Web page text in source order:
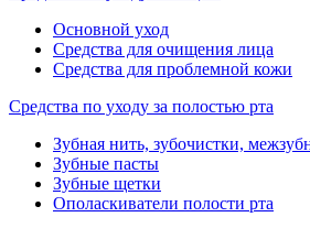
Основной уход
Средства для очищения лица
Средства для проблемной кожи
Средства по уходу за полостью рта
Зубная нить, зубочистки,
Зубные пасты
Зубные щетки
Ополаскиватели полости рта